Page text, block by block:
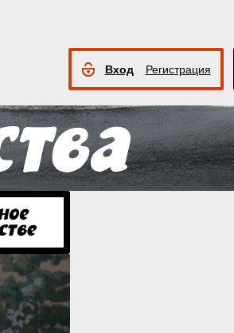
Вход Регистрация
поиск